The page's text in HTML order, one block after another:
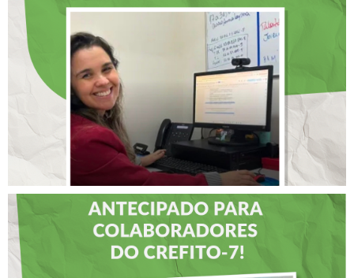
RENOMADO PROGRAMA
INTERNACIONAL DE
LIDERANÇAS